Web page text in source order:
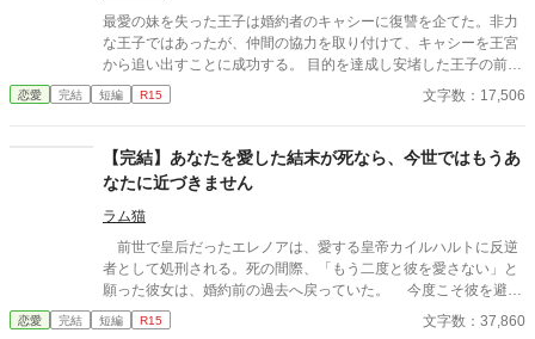
最愛の妹を失った王子は婚約者のキャシーに復讐を企てた。非力
な王子ではあったが、仲間の協力を取り付けて、キャシーを王宮
から追い出すことに成功する。 目的を達成し安堵した王子の前に
突然死んだ妹の霊が現れた。 「お兄さま。キャシー様を3日以内
に連れ戻して！」 存亡をかけた戦いの前に王子はただただ無力だ
訪ねることにした……。
恋愛 完結 短編 R15 文字数：17,506
【完結】あなたを愛した結末が死なら、今世ではもうあ
なたに近づきません
ラム猫
前世で皇后だったエレノアは、愛する皇帝カイルハルトに反逆
者として処刑される。死の間際、「もう二度と彼を愛さない」と
願った彼女は、婚約前の過去へ戻っていた。 今度こそ彼を避け
ようと決めるが、なぜか前世では冷たかった皇太子は執着するよ
うに彼女へ近づいてくる。実はカイルハルトもまた前世の記憶を
恋愛 完結 短編 R15 文字数：37,860